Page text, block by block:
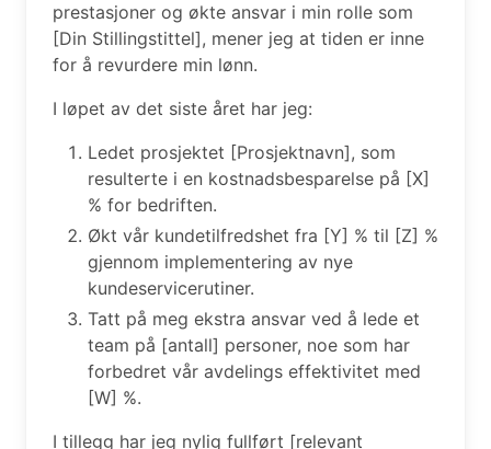
prestasjoner og økte ansvar i min rolle som
[Din Stillingstittel], mener jeg at tiden er inne
for å revurdere min lønn.
I løpet av det siste året har jeg:
Ledet prosjektet [Prosjektnavn], som
resulterte i en kostnadsbesparelse på [X]
% for bedriften.
Økt vår kundetilfredshet fra [Y] % til [Z] %
gjennom implementering av nye
kundeservicerutiner.
Tatt på meg ekstra ansvar ved å lede et
team på [antall] personer, noe som har
forbedret vår avdelings effektivitet med
[W] %.
I tillegg har jeg nylig fullført [relevant